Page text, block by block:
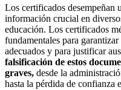
Los certificados desempeñan
información crucial en
educación. Los certificados
fundamentales para
adecuados y para justificar
falsificación de estos
graves, desde la
hasta la pérdida de confianza